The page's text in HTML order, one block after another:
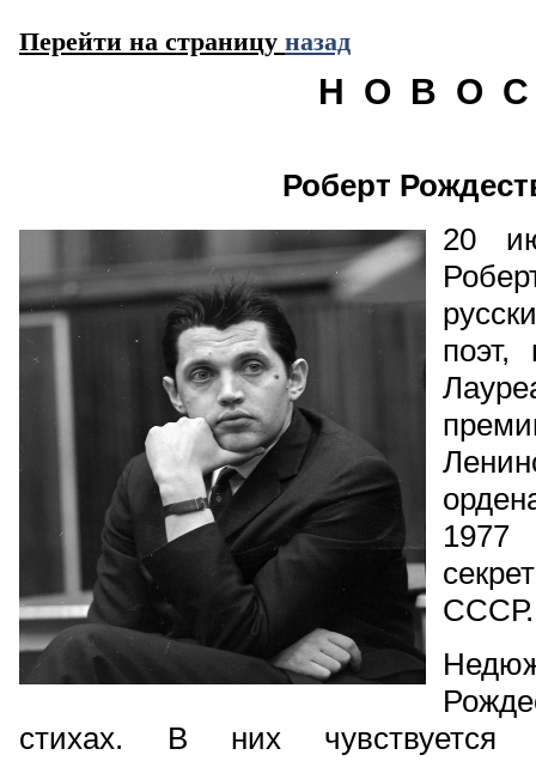
Перейти на страницу назад
Н О В О
Роберт
20
поэт,
СССР.
стихах. В них чувствуется